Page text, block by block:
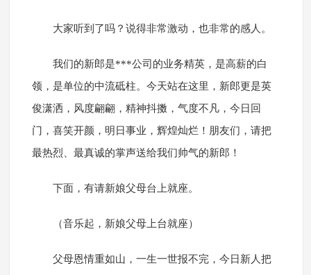
大家听到了吗？说得非常激动，也非常的感人。
我们的新郎是***公司的业务精英，是高薪的白
领，是单位的中流砥柱。今天站在这里，新郎更是英
俊潇洒，风度翩翩，精神抖擞，气度不凡，今日回
门，喜笑开颜，明日事业，辉煌灿烂！朋友们，请把
最热烈、最真诚的掌声送给我们帅气的新郎！
下面，有请新娘父母台上就座。
（音乐起，新娘父母上台就座）
父母恩情重如山，一生一世报不完，今日新人把